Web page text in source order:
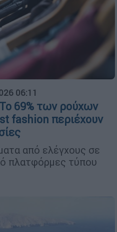
06:11
69% των ρούχων
fashion περιέχουν
από ελέγχους σε
πλατφόρμες τύπου